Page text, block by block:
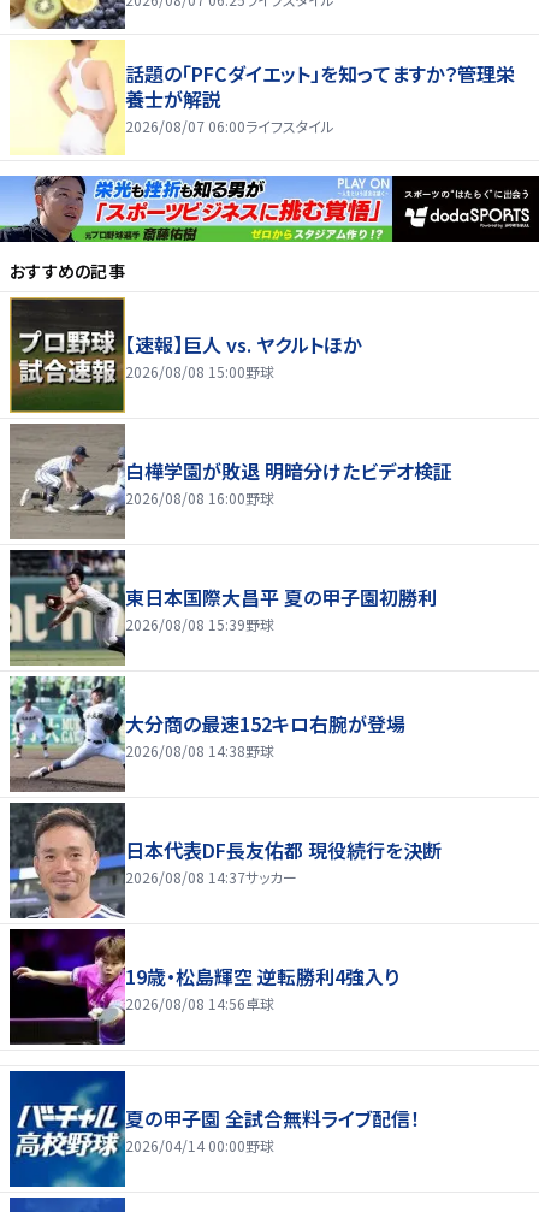
話題の「PFCダイエット」を知ってますか？管理栄
養士が解説
2026/08/07 06:00ライフスタイル
おすすめの記事
【速報】巨人 vs. ヤクルトほか
2026/08/08 15:00野球
白樺学園が敗退 明暗分けたビデオ検証
2026/08/08 16:00野球
東日本国際大昌平 夏の甲子園初勝利
2026/08/08 15:39野球
大分商の最速152キロ右腕が登場
2026/08/08 14:38野球
日本代表DF長友佑都 現役続行を決断
2026/08/08 14:37サッカー
19歳・松島輝空 逆転勝利4強入り
2026/08/08 14:56卓球
夏の甲子園 全試合無料ライブ配信！
2026/04/14 00:00野球